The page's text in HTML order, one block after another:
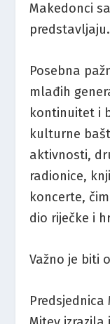
Makedonci
predstavljaju.
Posebna
mlađih
kontinuitet i
kulturne
aktivnosti,
radionice,
koncerte,
dio riječke i
Važno je biti
Predsjednica